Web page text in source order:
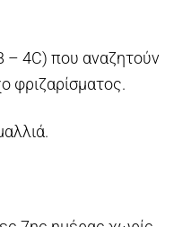
4C) που αναζητούν
φριζαρίσματος.